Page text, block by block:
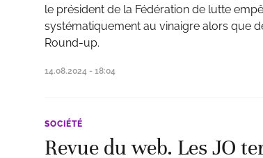
le président de la Fédération de lutte
systématiquement au vinaigre alors que
Round-up.
14.08.2024 - 18:04
SOCIÉTÉ
Revue du web. Les JO